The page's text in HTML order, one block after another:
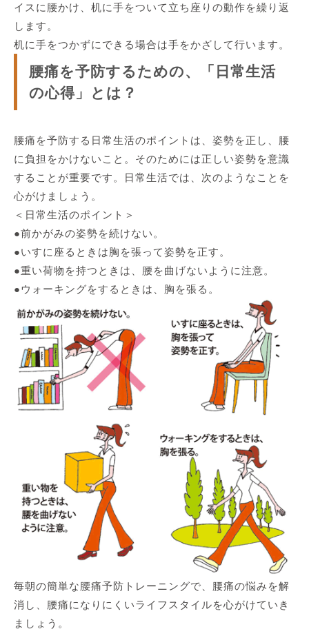
イスに腰かけ、机に手をついて立ち座りの動作を繰り返
します。
机に手をつかずにできる場合は手をかざして行います。
腰痛を予防するための、「日常生活
の心得」とは？
腰痛を予防する日常生活のポイントは、姿勢を正し、腰
に負担をかけないこと。そのためには正しい姿勢を意識
することが重要です。日常生活では、次のようなことを
心がけましょう。
＜日常生活のポイント＞
●前かがみの姿勢を続けない。
●いすに座るときは胸を張って姿勢を正す。
●重い荷物を持つときは、腰を曲げないように注意。
●ウォーキングをするときは、胸を張る。
毎朝の簡単な腰痛予防トレーニングで、腰痛の悩みを解
消し、腰痛になりにくいライフスタイルを心がけていき
ましょう。